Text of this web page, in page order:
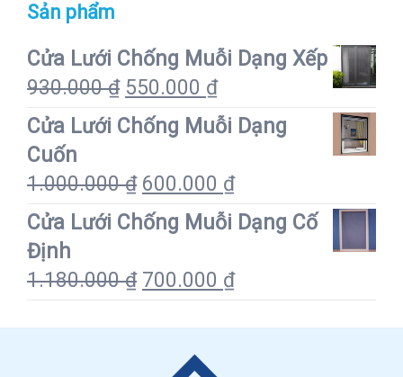
Sản phẩm
Cửa Lưới Chống Muỗi Dạng Xếp
930.000₫ 550.000 ₫
Cửa Lưới Chống Muỗi Dạng
Cuốn
1.000.000₫ 600.000 ₫
Cửa Lưới Chống Muỗi Dạng Cố
Định
1.180.000₫ 700.000 ₫